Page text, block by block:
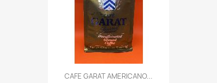
CAFE GARAT AMERICANO...